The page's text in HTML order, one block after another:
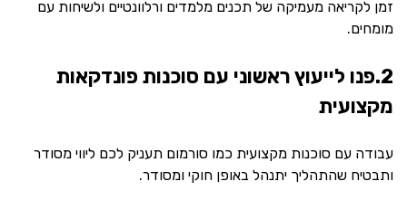
זמן לקריאה מעמיקה של תכנים מלמדים ורלוונטיים ולשיחות עם
מומחים.
2.פנו לייעוץ ראשוני עם סוכנות פונדקאות
מקצועית
עבודה עם סוכנות מקצועית כמו סורמום תעניק לכם ליווי מסודר
ותבטיח שהתהליך יתנהל באופן חוקי ומסודר.